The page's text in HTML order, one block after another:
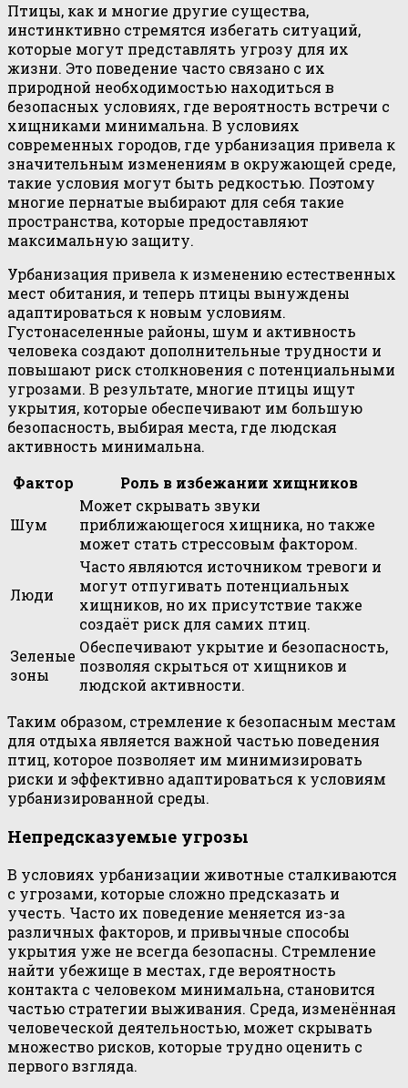
Птицы, как и многие другие существа,
инстинктивно стремятся избегать ситуаций,
которые могут представлять угрозу для их
жизни. Это поведение часто связано с их
природной необходимостью находиться в
безопасных условиях, где вероятность встречи с
хищниками минимальна. В условиях
современных городов, где урбанизация привела к
значительным изменениям в окружающей среде,
такие условия могут быть редкостью. Поэтому
многие пернатые выбирают для себя такие
пространства, которые предоставляют
максимальную защиту.
Урбанизация привела к изменению естественных
мест обитания, и теперь птицы вынуждены
адаптироваться к новым условиям.
Густонаселенные районы, шум и активность
человека создают дополнительные трудности и
повышают риск столкновения с потенциальными
угрозами. В результате, многие птицы ищут
укрытия, которые обеспечивают им большую
безопасность, выбирая места, где людская
активность минимальна.
Фактор
Роль в избежании хищников
Шум
Может скрывать звуки
приближающегося хищника, но также
может стать стрессовым фактором.
Люди
Часто являются источником тревоги и
могут отпугивать потенциальных
хищников, но их присутствие также
создаёт риск для самих птиц.
Зеленые
зоны
Обеспечивают укрытие и безопасность,
позволяя скрыться от хищников и
людской активности.
Таким образом, стремление к безопасным местам
для отдыха является важной частью поведения
птиц, которое позволяет им минимизировать
риски и эффективно адаптироваться к условиям
урбанизированной среды.
Непредсказуемые угрозы
В условиях урбанизации животные сталкиваются
с угрозами, которые сложно предсказать и
учесть. Часто их поведение меняется из-за
различных факторов, и привычные способы
укрытия уже не всегда безопасны. Стремление
найти убежище в местах, где вероятность
контакта с человеком минимальна, становится
частью стратегии выживания. Среда, изменённая
человеческой деятельностью, может скрывать
множество рисков, которые трудно оценить с
первого взгляда.